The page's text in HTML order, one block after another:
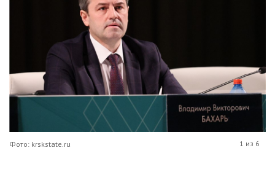
Фото: krskstate.ru 1 из 6